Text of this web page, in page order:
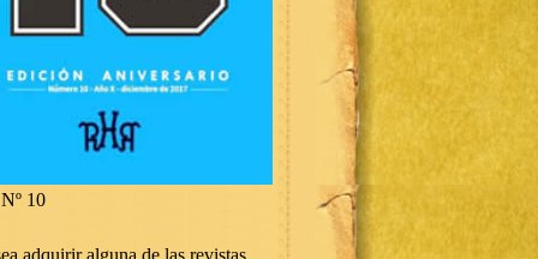
10
adquirir alguna de las revistas,